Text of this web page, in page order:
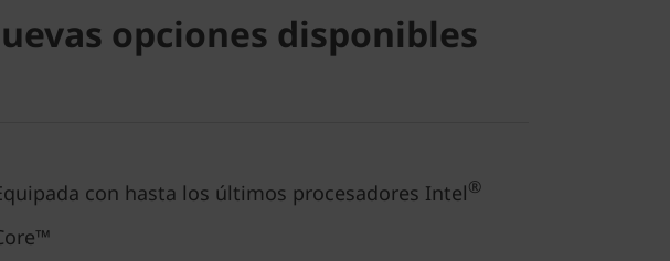
opciones disponibles
con hasta los últimos procesadores Intel®